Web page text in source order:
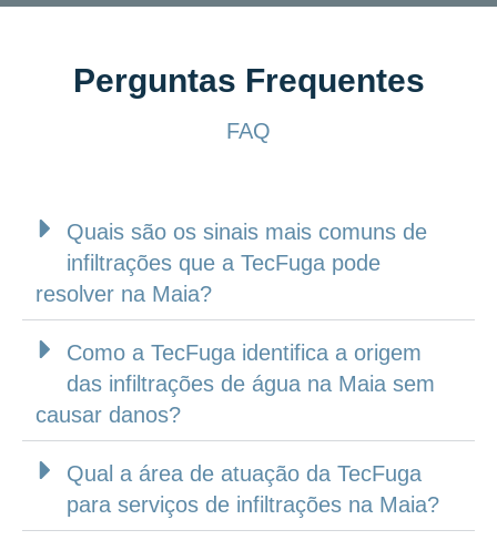
Perguntas Frequentes
FAQ
Quais são os sinais mais comuns de
infiltrações que a TecFuga pode
resolver na Maia?
Como a TecFuga identifica a origem
das infiltrações de água na Maia sem
causar danos?
Qual a área de atuação da TecFuga
para serviços de infiltrações na Maia?